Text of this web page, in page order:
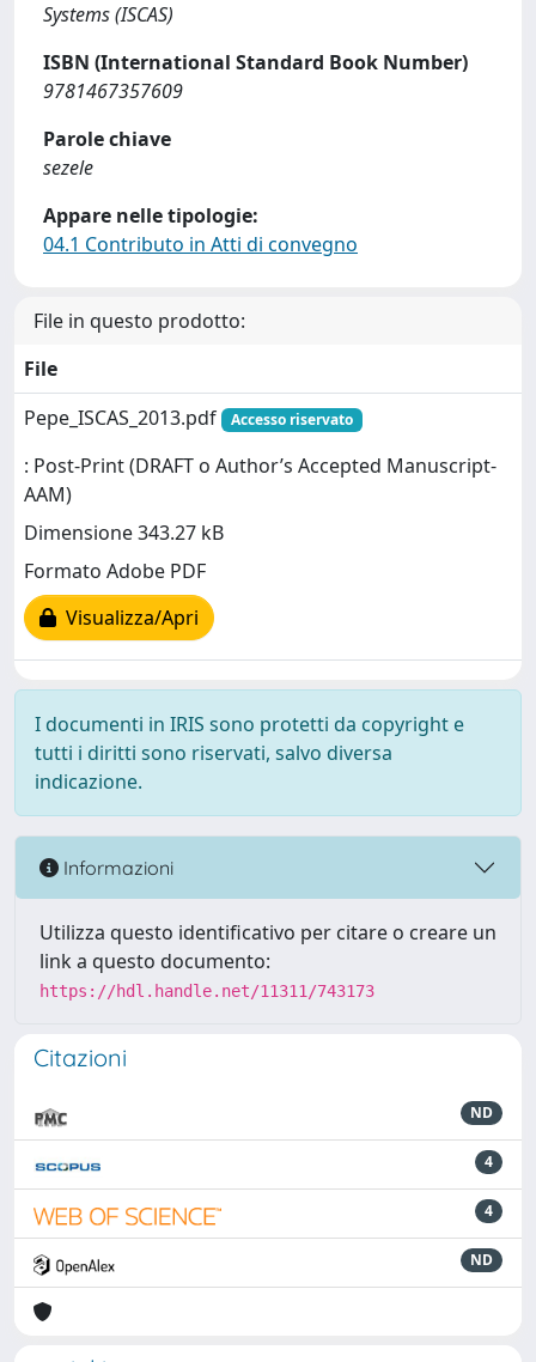
Systems (ISCAS)
ISBN (International Standard Book Number)
9781467357609
Parole chiave
sezele
Appare nelle tipologie:
04.1 Contributo in Atti di convegno
File in questo prodotto:
File
Pepe_ISCAS_2013.pdf
Accesso riservato
: Post-Print (DRAFT o Author’s Accepted Manuscript-
AAM)
Dimensione 343.27 kB
Formato Adobe PDF
Visualizza/Apri
I documenti in IRIS sono protetti da copyright e
tutti i diritti sono riservati, salvo diversa
indicazione.
Informazioni
Utilizza questo identificativo per citare o creare un
link a questo documento:
https://hdl.handle.net/11311/743173
Citazioni
ND
4
4
ND